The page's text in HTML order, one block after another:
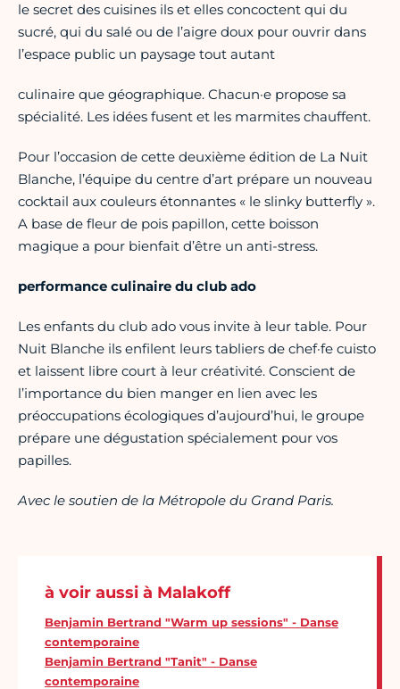
le secret des cuisines ils et elles concoctent qui du
sucré, qui du salé ou de l’aigre doux pour ouvrir dans
l’espace public un paysage tout autant
culinaire que géographique. Chacun·e propose sa
spécialité. Les idées fusent et les marmites chauffent.
Pour l’occasion de cette deuxième édition de La Nuit
Blanche, l’équipe du centre d’art prépare un nouveau
cocktail aux couleurs étonnantes « le slinky butterfly ».
A base de fleur de pois papillon, cette boisson
magique a pour bienfait d’être un anti-stress.
performance culinaire du club ado
Les enfants du club ado vous invite à leur table. Pour
Nuit Blanche ils enfilent leurs tabliers de chef·fe cuisto
et laissent libre court à leur créativité. Conscient de
l’importance du bien manger en lien avec les
préoccupations écologiques d’aujourd’hui, le groupe
prépare une dégustation spécialement pour vos
papilles.
Avec le soutien de la Métropole du Grand Paris.
à voir aussi à Malakoff
Benjamin Bertrand "Warm up sessions" - Danse
contemporaine
Benjamin Bertrand "Tanit" - Danse
contemporaine